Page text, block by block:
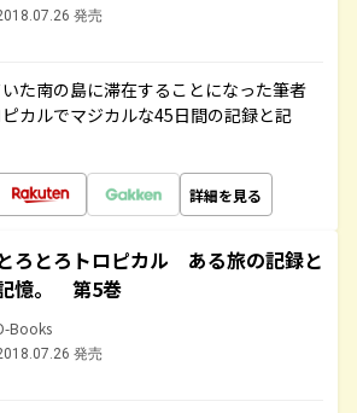
発売
た南の島に滞在することになった筆者
カルでマジカルな45日間の記録と記
詳細を見る
ろとろトロピカル ある旅の記録と
憶。 第5巻
Books
発売